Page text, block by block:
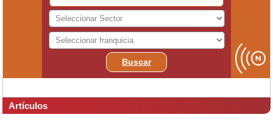
Buscar
Artículos